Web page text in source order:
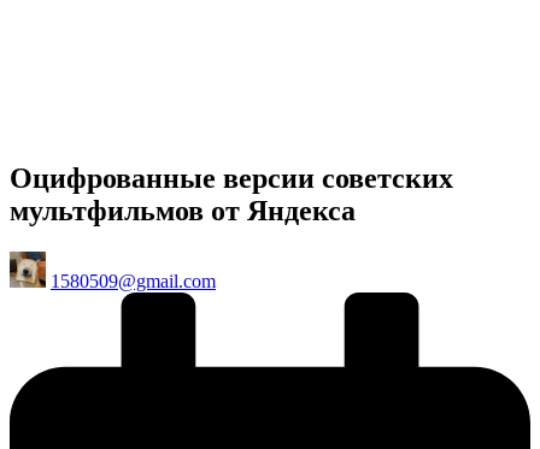
Оцифрованные версии советских
мультфильмов от Яндекса
Posted
by
1580509@gmail.com